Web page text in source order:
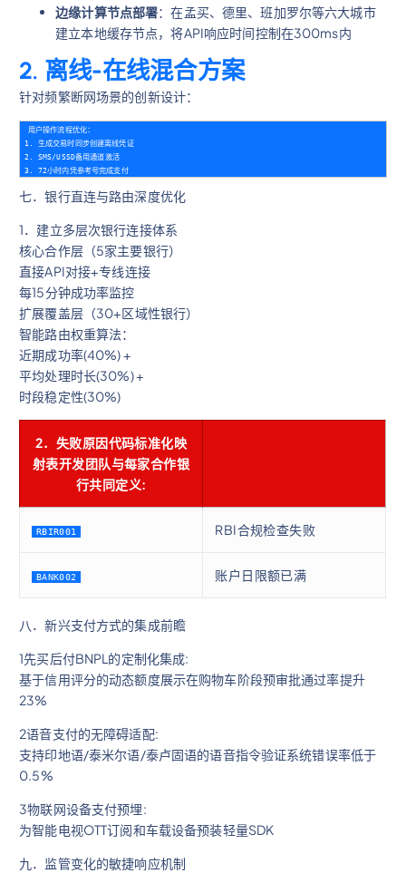
边缘计算节点部署：在孟买、德里、班加罗尔等六大城市
建立本地缓存节点，将API响应时间控制在300ms内
2. 离线-在线混合方案
针对频繁断网场景的创新设计：
用户操作流程优化：
1. 生成交易时同步创建离线凭证
2. SMS/USSD备用通道激活
3. 72小时内凭参考号完成支付
七．银行直连与路由深度优化
1．建立多层次银行连接体系
核心合作层（5家主要银行）
直接API对接+专线连接
每15分钟成功率监控
扩展覆盖层（30+区域性银行）
智能路由权重算法：
近期成功率(40%) +
平均处理时长(30%) +
时段稳定性(30%)
2．失败原因代码标准化映
射表开发团队与每家合作银
行共同定义:
RBIR001 RBI合规检查失败
BANK002 账户日限额已满
八．新兴支付方式的集成前瞻
1先买后付BNPL的定制化集成:
基于信用评分的动态额度展示在购物车阶段预审批通过率提升
23%
2语音支付的无障碍适配:
支持印地语/泰米尔语/泰卢固语的语音指令验证系统错误率低于
0.5%
3物联网设备支付预埋:
为智能电视OTT订阅和车载设备预装轻量SDK
九．监管变化的敏捷响应机制